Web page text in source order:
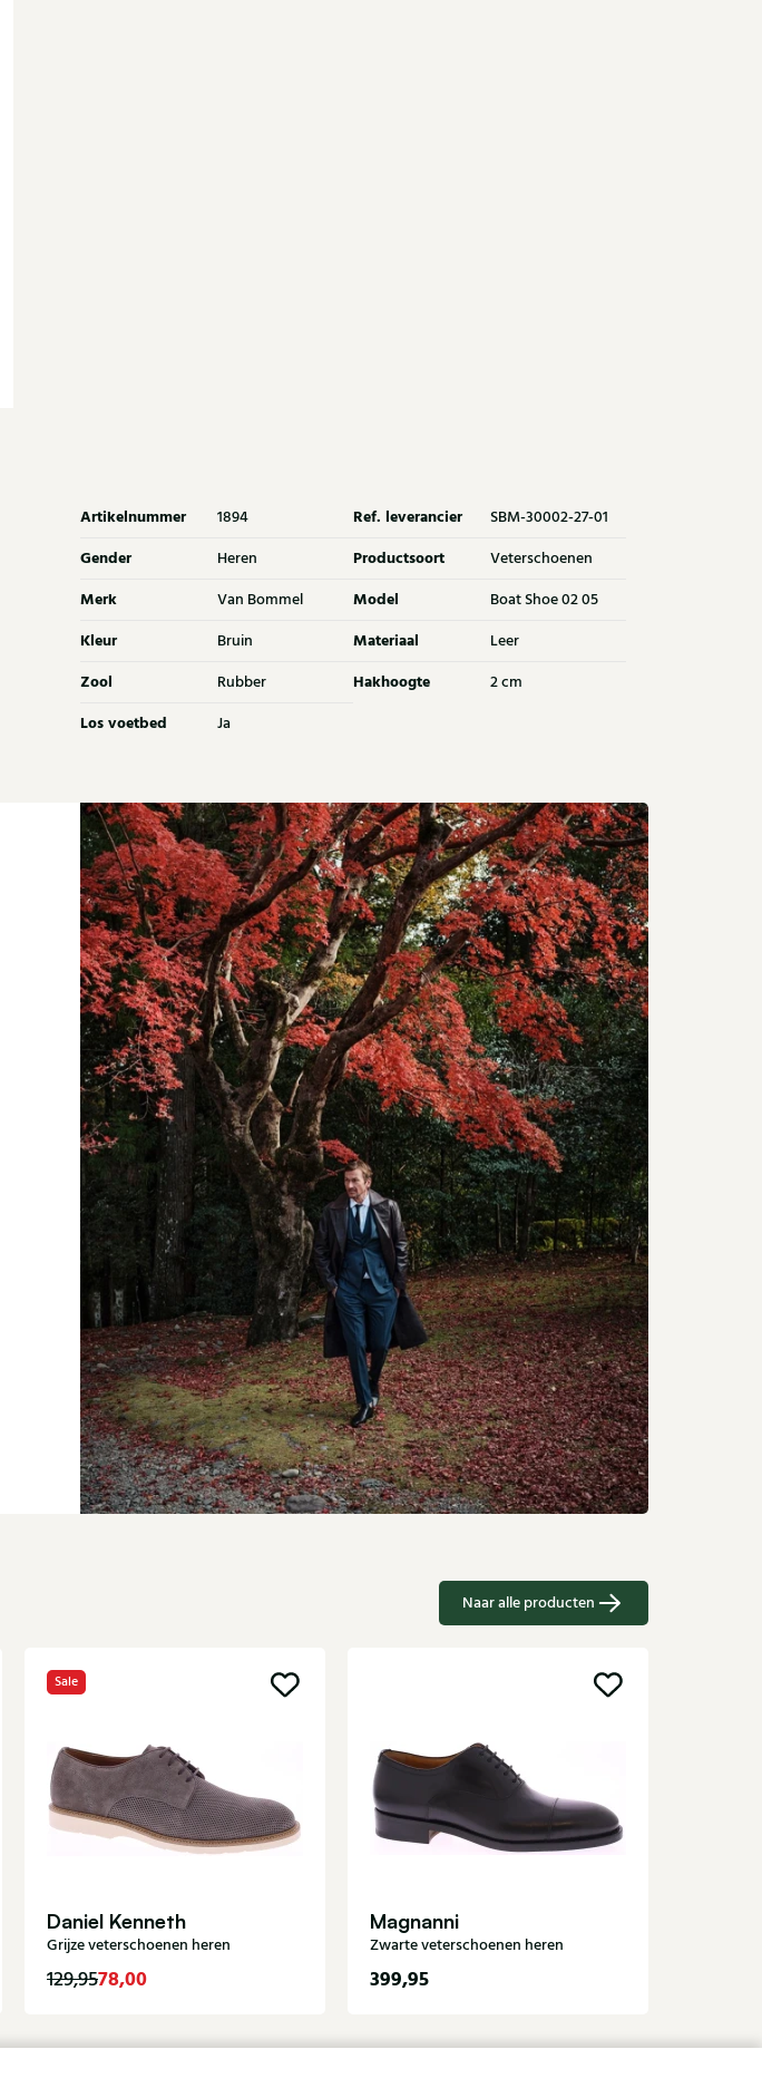
Artikelnummer 1894 Ref. leverancier SBM-30002-27-01
Gender Heren Productsoort Veterschoenen
Merk Van Bommel Model Boat Shoe 02 05
Kleur Bruin Materiaal Leer
Zool Rubber Hakhoogte 2 cm
Los voetbed Ja
Naar alle producten
Sale
Daniel Kenneth
Grijze veterschoenen heren
129,9578,00
Magnanni
Zwarte veterschoenen heren
399,95